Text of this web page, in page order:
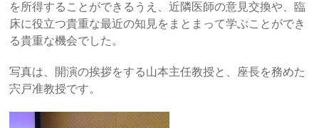
を所得することができるうえ、近隣医師の意見交換や、臨
床に役立つ貴重な最近の知見をまとまって学ぶことができ
る貴重な機会でした。
写真は、開演の挨拶をする山本主任教授と、座長を務めた
宍戸准教授です。